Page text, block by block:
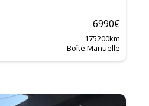
6990€
175200km
Boîte Manuelle